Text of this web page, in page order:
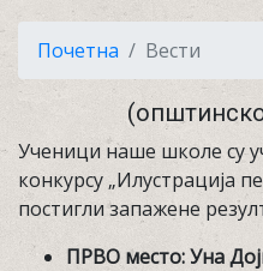
Почетна Вести
Ученици наше школе су
конкурсу „Илустрација
постигли запажене
ПРВО место: Уна